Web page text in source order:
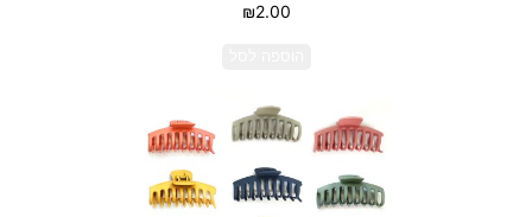
₪2.00